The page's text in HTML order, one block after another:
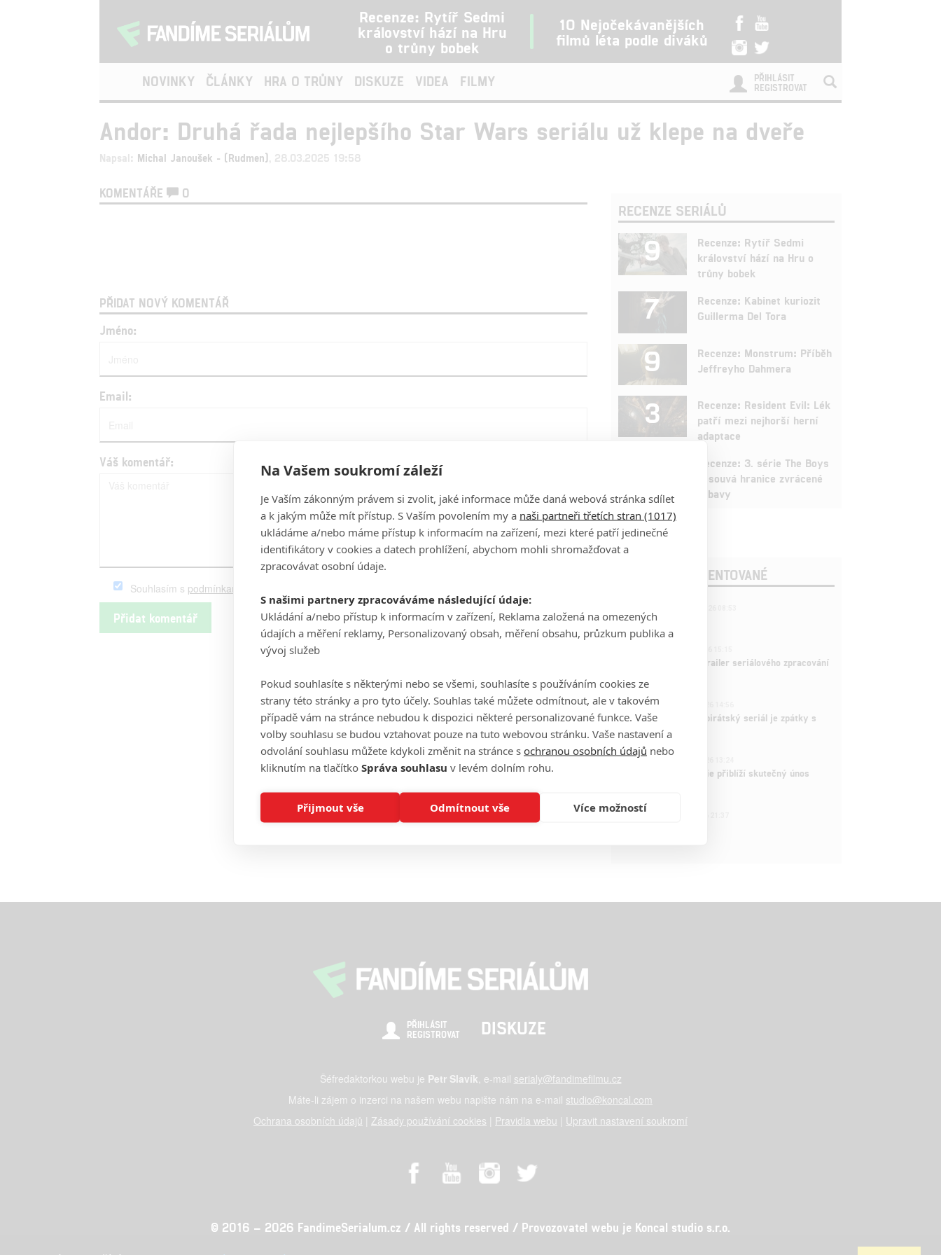
Recenze: Rytíř Sedmi
království hází na Hru
o trůny bobek
10 Nejočekávanějších
filmů léta podle diváků
NOVINKY ČLÁNKY HRA O TRŮNY DISKUZE VIDEA FILMY
PŘIHLÁSIT
REGISTROVAT
Andor: Druhá řada nejlepšího Star Wars seriálu už klepe na dveře
Napsal: Michal Janoušek - (Rudmen) , 28.03.2025 19:58
KOMENTÁŘE 0
PŘIDAT NOVÝ KOMENTÁŘ
Jméno:
Email:
Váš komentář:
Souhlasím s podmínkami
RECENZE SERIÁLŮ
9
Recenze: Rytíř Sedmi
království hází na Hru o
trůny bobek
7
Recenze: Kabinet kuriozit
Guillerma Del Tora
9
Recenze: Monstrum: Příběh
Jeffreyho Dahmera
3
Recenze: Resident Evil: Lék
patří mezi nejhorší herní
adaptace
Recenze: 3. série The Boys
posouvá hranice zvrácené
zábavy
POSLEDNÍ KOMENTOVANÉ
拆彈專家
Harry Potter: První trailer seriálového zpracování
3ČLÁNEK | 15.03.2026 14:56
One Piece: Oblíbený pirátský seriál je zpátky s
novými epizodami
2
Nová dramatická série přiblíží skutečný únos
1
PŘIHLÁSIT
REGISTROVAT
DISKUZE
Šéfredaktorkou webu je Petr Slavík, e-mail serialy@fandimefilmu.cz
Máte-li zájem o inzerci na našem webu napište nám na e-mail studio@koncal.com
Ochrana osobních údajů
Zásady používání cookies Pravidla webu Upravit nastavení soukromí
© 2016 – 2026 FandimeSerialum.cz / All rights reserved / Provozovatel webu je Koncal studio s.r.o.
Na Vašem soukromí záleží
Je Vaším zákonným právem si zvolit, jaké informace může daná webová stránka sdílet
a k jakým může mít přístup. S Vaším povolením my a naši partneři třetích stran (1017)
ukládáme a/nebo máme přístup k informacím na zařízení, mezi které patří jedinečné
identifikátory v cookies a datech prohlížení, abychom mohli shromažďovat a
zpracovávat osobní údaje.
S našimi partnery zpracováváme následující údaje:
Ukládání a/nebo přístup k informacím v zařízení, Reklama založená na omezených
údajích a měření reklamy, Personalizovaný obsah, měření obsahu, průzkum publika a
vývoj služeb
Pokud souhlasíte s některými nebo se všemi, souhlasíte s používáním cookies ze
strany této stránky a pro tyto účely. Souhlas také můžete odmítnout, ale v takovém
případě vám na stránce nebudou k dispozici některé personalizované funkce. Vaše
volby souhlasu se budou vztahovat pouze na tuto webovou stránku. Vaše nastavení a
odvolání souhlasu můžete kdykoli změnit na stránce s ochranou osobních údajů nebo
kliknutím na tlačítko Správa souhlasu v levém dolním rohu.
Přijmout vše Odmítnout vše Více možností